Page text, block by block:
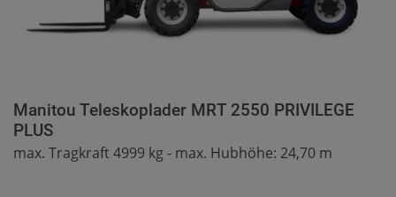
Manitou Teleskoplader MRT 2550 PRIVILEGE
PLUS
max. Tragkraft 4999 kg - max. Hubhöhe: 24,70 m